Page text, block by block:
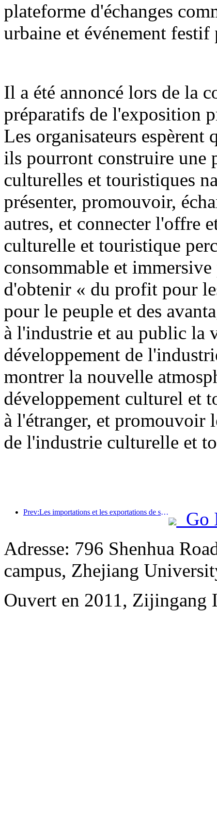
plateforme d'échanges
urbaine et événement
Il a été annoncé lors de la
préparatifs de l'exposition
Les organisateurs
ils pourront construire une
culturelles et touristiques
présenter, promouvoir,
autres, et connecter l'offre
culturelle et touristique
consommable et
d'obtenir « du profit pour
pour le peuple et des
à l'industrie et au public la
développement de
montrer la nouvelle
développement culturel et
à l'étranger, et promouvoir
de l'industrie culturelle et
Prev:Les importations et les exportations de services de voyage ont atteint 1 080,29 milliards de yuans au premier semestre de l'année
Go
Adresse: 796 Shenhua
campus, Zhejiang
Ouvert en 2011, Zijingang